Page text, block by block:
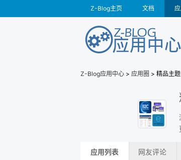
Z-Blog主页 文档
Z-Blog应用中心 > 应用圈 > 精品主
应用列表 网友评论